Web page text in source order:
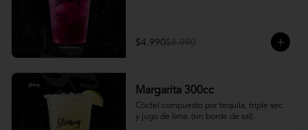
$4.990$8.990
Margarita 300cc
Cóctel compuesto por tequila, triple sec
y jugo de lima. (sin borde de sal)